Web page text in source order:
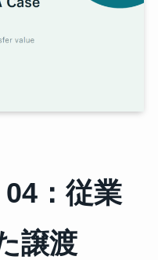
：従業
譲渡